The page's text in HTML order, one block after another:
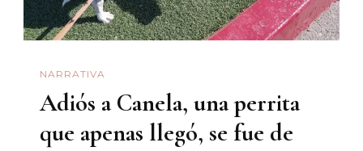
NARRATIVA
Adiós a Canela, una perrita
que apenas llegó, se fue de